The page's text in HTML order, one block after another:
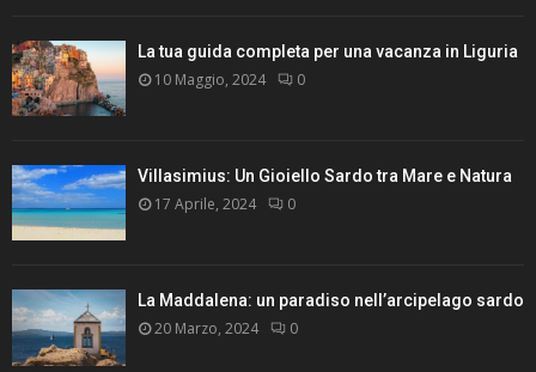
La tua guida completa per una vacanza in Liguria
10 Maggio, 2024 0
Villasimius: Un Gioiello Sardo tra Mare e Natura
17 Aprile, 2024 0
La Maddalena: un paradiso nell’arcipelago sardo
20 Marzo, 2024 0